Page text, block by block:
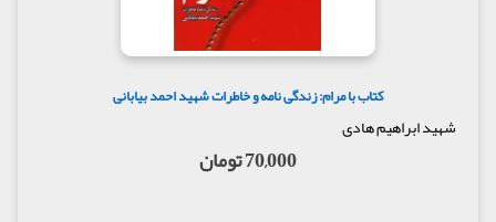
کتاب با مرام: زندگی نامه و خاطرات شهید احمد بیابانی
شهید ابراهیم هادی
70,000 تومان